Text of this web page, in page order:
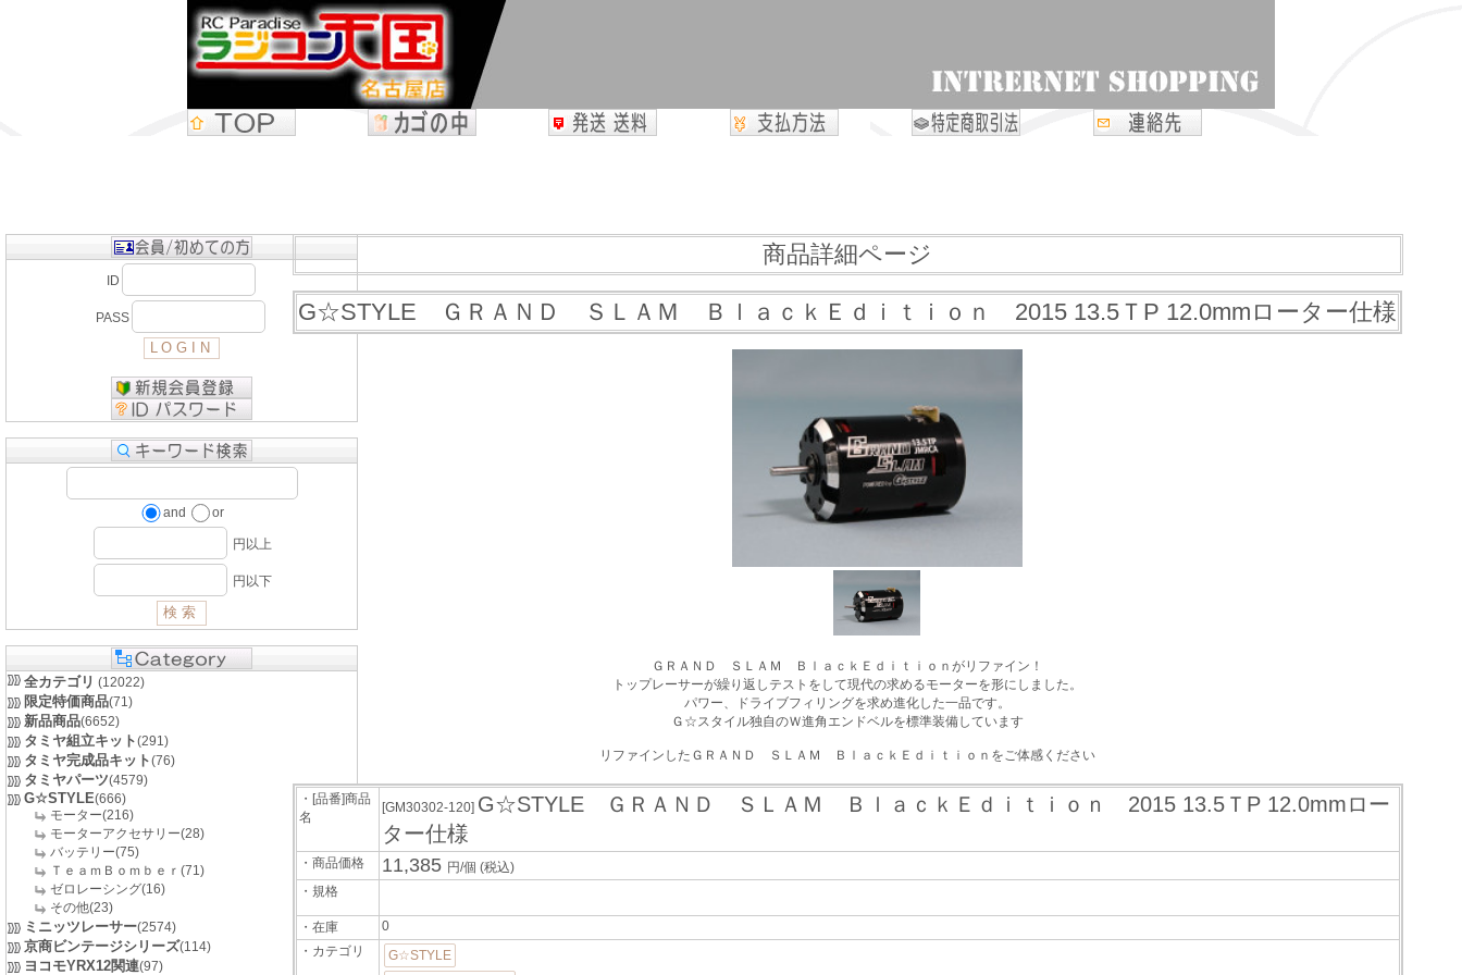
ID
PASS
and or
円以上
円以下
全カテゴリ (12022)
限定特価商品(71)
新品商品(6652)
タミヤ組立キット(291)
タミヤ完成品キット(76)
タミヤパーツ(4579)
G☆STYLE(666)
モーター(216)
モーターアクセサリー(28)
バッテリー(75)
ＴｅａｍＢｏｍｂｅｒ(71)
ゼロレーシング(16)
その他(23)
ミニッツレーサー(2574)
京商ビンテージシリーズ(114)
ヨコモYRX12関連(97)
商品詳細ページ
G☆STYLE ＧＲＡＮＤ ＳＬＡＭ ＢｌａｃｋＥｄｉｔｉｏｎ 2015 13.5ＴP 12.0mmローター仕様
ＧＲＡＮＤ ＳＬＡＭ ＢｌａｃｋＥｄｉｔｉｏｎがリファイン！
トップレーサーが繰り返しテストをして現代の求めるモーターを形にしました。
パワー、ドライブフィリングを求め進化した一品です。
Ｇ☆スタイル独自のＷ進角エンドベルを標準装備しています
リファインしたＧＲＡＮＤ ＳＬＡＭ ＢｌａｃｋＥｄｉｔｉｏｎをご体感ください
・[品番]商品
名
[GM30302-120] G☆STYLE ＧＲＡＮＤ ＳＬＡＭ ＢｌａｃｋＥｄｉｔｉｏｎ 2015 13.5ＴP 12.0mmロー
ター仕様
・商品価格 11,385 円/個 (税込)
・規格
・在庫
0
・カテゴリ
G☆STYLE